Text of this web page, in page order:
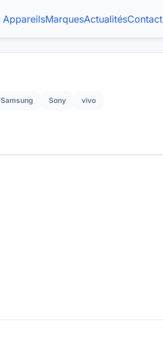
AppareilsMarquesActualitésContact
Samsung Sony vivo